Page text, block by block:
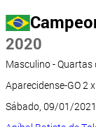
2020
Masculino - Quartas
Aparecidense-GO 2
Sábado, 09/01/